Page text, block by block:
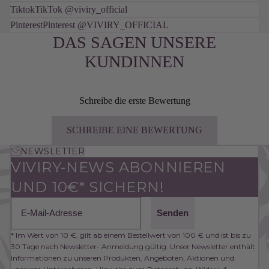
TiktokTikTok @viviry_official
PinterestPinterest @VIVIRY_OFFICIAL
DAS SAGEN UNSERE
KUNDINNEN
Schreibe die erste Bewertung
SCHREIBE EINE BEWERTUNG
NEWSLETTER
VIVIRY-NEWS ABONNIEREN
UND 10€* SICHERN!
Senden
* Im Wert von 10 €, gilt ab einem Bestellwert von 100 € und ist bis zu
30 Tage nach Newsletter- Anmeldung gültig. Unser Newsletter enthält
Informationen zu unseren Produkten, Angeboten, Aktionen und